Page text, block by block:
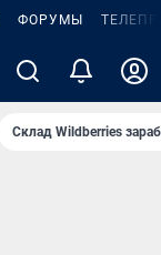
ФОРУМЫ
Склад Wildberries